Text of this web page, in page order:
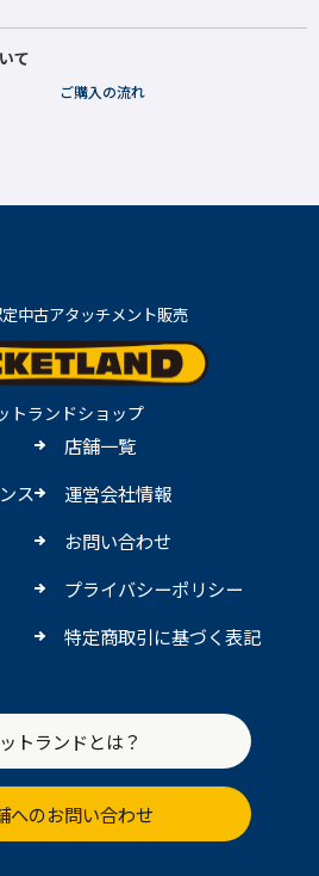
て
ご購入の流れ
中古アタッチメント販売
トランドショップ
ス
店舗一覧
運営会社情報
お問い合わせ
プライバシーポリシー
特定商取引に基づく表記
トランドとは？
へのお問い合わせ